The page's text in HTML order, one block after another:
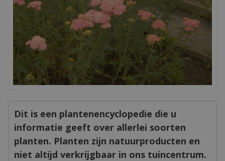
Dit is een plantenencyclopedie die u
informatie geeft over allerlei soorten
planten. Planten zijn natuurproducten en
niet altijd verkrijgbaar in ons tuincentrum.